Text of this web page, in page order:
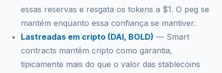
essas reservas e resgata os tokens a $1. O peg se
mantém enquanto essa confiança se mantiver.
Lastreadas em cripto (DAI, BOLD) — Smart
contracts mantêm cripto como garantia,
tipicamente mais do que o valor das stablecoins